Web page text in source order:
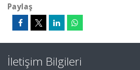
Paylaş
İletişim Bilgileri